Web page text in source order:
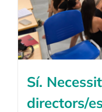
Sí.
directors/